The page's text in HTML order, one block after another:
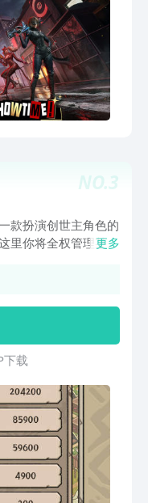
NO.3
款扮演创世主角色的
里你将全权管理某平
种族，而这个世界的
更多
下载